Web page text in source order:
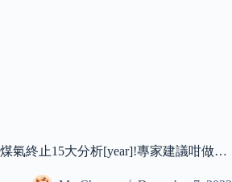
煤氣終止15大分析[year]!專家建議咁做…